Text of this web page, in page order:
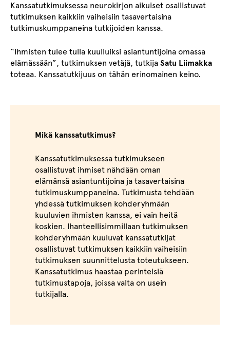
Kanssatutkimuksessa neurokirjon aikuiset osallistuvat
tutkimuksen kaikkiin vaiheisiin tasavertaisina
tutkimuskumppaneina tutkijoiden kanssa.
“Ihmisten tulee tulla kuulluiksi asiantuntijoina omassa
elämässään”, tutkimuksen vetäjä, tutkija Satu Liimakka
toteaa. Kanssatutkijuus on tähän erinomainen keino.
Mikä kanssatutkimus?
Kanssatutkimuksessa tutkimukseen
osallistuvat ihmiset nähdään oman
elämänsä asiantuntijoina ja tasavertaisina
tutkimuskumppaneina. Tutkimusta tehdään
yhdessä tutkimuksen kohderyhmään
kuuluvien ihmisten kanssa, ei vain heitä
koskien. Ihanteellisimmillaan tutkimuksen
kohderyhmään kuuluvat kanssatutkijat
osallistuvat tutkimuksen kaikkiin vaiheisiin
tutkimuksen suunnittelusta toteutukseen.
Kanssatutkimus haastaa perinteisiä
tutkimustapoja, joissa valta on usein
tutkijalla.